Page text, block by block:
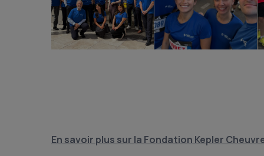
En savoir plus sur la Fondation Kepler